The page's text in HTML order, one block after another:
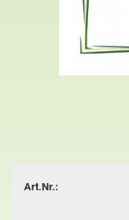
Art.Nr.: